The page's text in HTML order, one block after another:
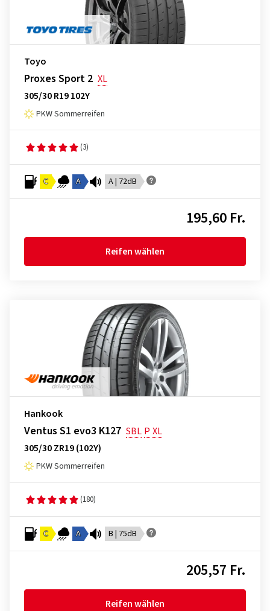
Toyo
Proxes Sport 2 XL
305/30 R19 102Y
PKW Sommerreifen
(3)
C A A | 72dB
195,60 Fr.
Reifen wählen
Hankook
Ventus S1 evo3 K127 SBL P XL
305/30 ZR19 (102Y)
PKW Sommerreifen
(180)
C A B | 75dB
205,57 Fr.
Reifen wählen